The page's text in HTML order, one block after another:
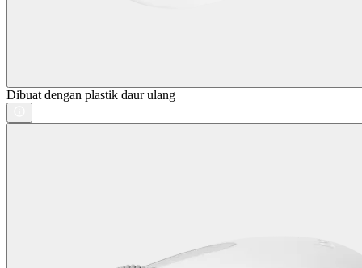
Dibuat dengan plastik daur ulang